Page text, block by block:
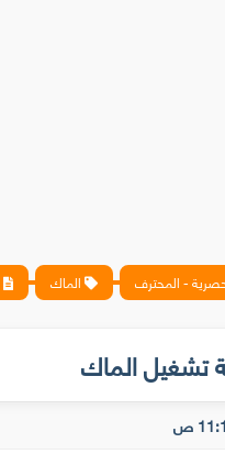
- المحترف الماك
تشغيل الماك
ص